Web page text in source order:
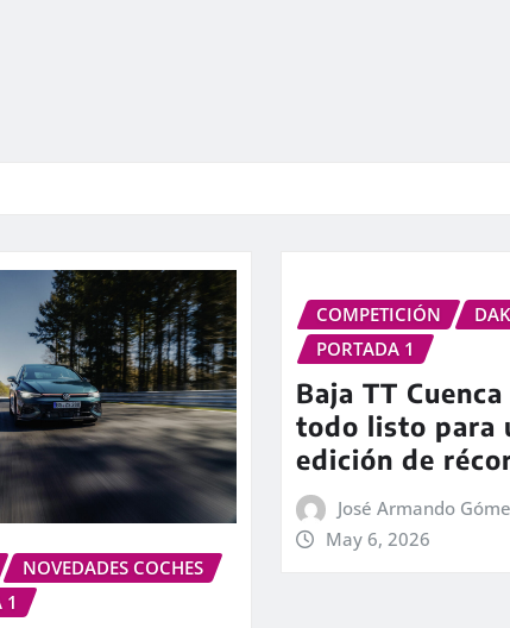
NOVEDADES COCHES
1
COMPETICIÓN
PORTADA 1
Baja TT
todo listo para
edición de
José Armando
May 6, 2026